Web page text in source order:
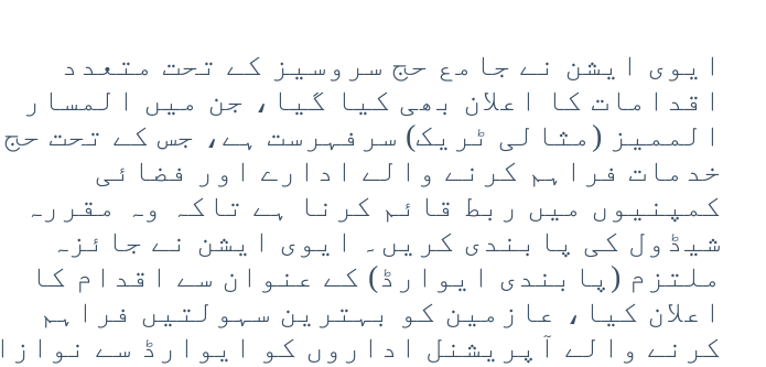
ایوی ایشن نے جامع حج سروسیز کے تحت متعدد
اقدامات کا اعلان بھی کیا گیا، جن میں المسار
الممیز (مثالی ٹریک) سرفہرست ہے، جس کے تحت حج
خدمات فراہم کرنے والے ادارے اور فضائی
کمپنیوں میں ربط قائم کرنا ہے تاکہ وہ مقررہ
شیڈول کی پابندی کریں۔ ایوی ایشن نے جائزہ
ملتزم (پابندی ایوارڈ) کے عنوان سے اقدام کا
اعلان کیا، عازمین کو بہترین سہولتیں فراہم
کرنے والے آپریشنل اداروں کو ایوارڈ سے نوازا